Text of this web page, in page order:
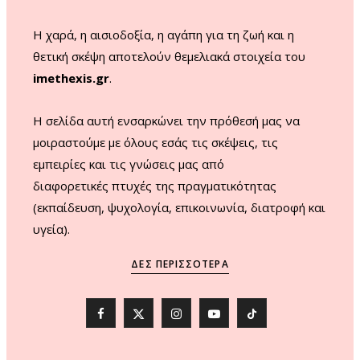
Η χαρά, η αισιοδοξία, η αγάπη για τη ζωή και η
θετική σκέψη αποτελούν θεμελιακά στοιχεία του
imethexis.gr.
H σελίδα αυτή ενσαρκώνει την πρόθεσή μας να
μοιραστούμε με όλους εσάς τις σκέψεις, τις
εμπειρίες και τις γνώσεις μας από
διαφορετικές πτυχές της πραγματικότητας
(εκπαίδευση, ψυχολογία, επικοινωνία, διατροφή και
υγεία).
ΔΕΣ ΠΕΡΙΣΣΌΤΕΡΑ
F
X
I
Y
T